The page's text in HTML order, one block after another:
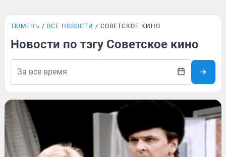
ТЮМЕНЬ ВСЕ НОВОСТИ СОВЕТСКОЕ КИНО
Новости по тэгу Советское кино